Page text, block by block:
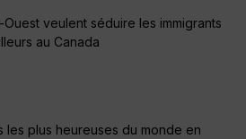
veulent séduire les immigrants
au Canada
les plus heureuses du monde en